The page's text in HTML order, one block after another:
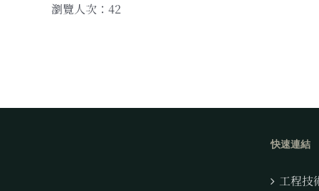
瀏覽人次：42
快速連結
工程技